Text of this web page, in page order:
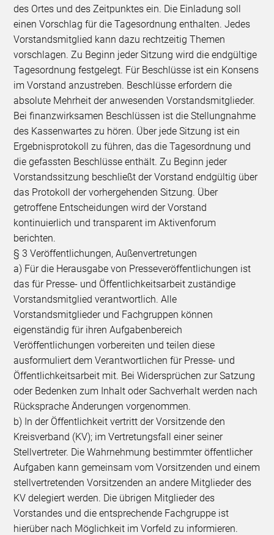
des Ortes und des Zeitpunktes ein. Die Einladung soll
einen Vorschlag für die Tagesordnung enthalten. Jedes
Vorstandsmitglied kann dazu rechtzeitig Themen
vorschlagen. Zu Beginn jeder Sitzung wird die endgültige
Tagesordnung festgelegt. Für Beschlüsse ist ein Konsens
im Vorstand anzustreben. Beschlüsse erfordern die
absolute Mehrheit der anwesenden Vorstandsmitglieder.
Bei finanzwirksamen Beschlüssen ist die Stellungnahme
des Kassenwartes zu hören. Über jede Sitzung ist ein
Ergebnisprotokoll zu führen, das die Tagesordnung und
die gefassten Beschlüsse enthält. Zu Beginn jeder
Vorstandssitzung beschließt der Vorstand endgültig über
das Protokoll der vorhergehenden Sitzung. Über
getroffene Entscheidungen wird der Vorstand
kontinuierlich und transparent im Aktivenforum
berichten.
§ 3 Veröffentlichungen, Außenvertretungen
a) Für die Herausgabe von Presseveröffentlichungen ist
das für Presse- und Öffentlichkeitsarbeit zuständige
Vorstandsmitglied verantwortlich. Alle
Vorstandsmitglieder und Fachgruppen können
eigenständig für ihren Aufgabenbereich
Veröffentlichungen vorbereiten und teilen diese
ausformuliert dem Verantwortlichen für Presse- und
Öffentlichkeitsarbeit mit. Bei Widersprüchen zur Satzung
oder Bedenken zum Inhalt oder Sachverhalt werden nach
Rücksprache Änderungen vorgenommen.
b) In der Öffentlichkeit vertritt der Vorsitzende den
Kreisverband (KV); im Vertretungsfall einer seiner
Stellvertreter. Die Wahrnehmung bestimmter öffentlicher
Aufgaben kann gemeinsam vom Vorsitzenden und einem
stellvertretenden Vorsitzenden an andere Mitglieder des
KV delegiert werden. Die übrigen Mitglieder des
Vorstandes und die entsprechende Fachgruppe ist
hierüber nach Möglichkeit im Vorfeld zu informieren.